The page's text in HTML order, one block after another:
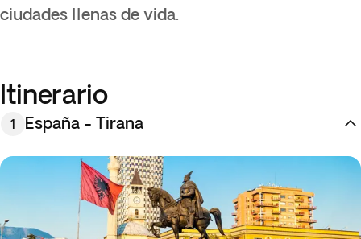
ciudades llenas de vida.
Itinerario
1 España - Tirana